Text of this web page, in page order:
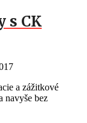
s CK
a zážitkové
navyše bez